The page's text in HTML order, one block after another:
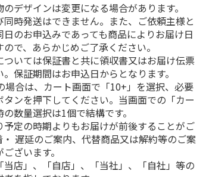
デザインは変更になる場合があります。
時発送はできません。また、ご依頼主様と
のお申込みであっても商品によりお届け日
で、あらかじめご了承ください。
いては保証書と共に領収書又はお届け伝票
保証期間はお申込日からとなります。
合は、カート画面で「10+」を選択、必要
ンを押下してください。当画面での「カー
数量選択は1個で結構です。
定の時期よりもお届けが前後することがご
遅延のご案内、代替商品又は解約等のご案
ざいます。
店」、「自店」、「当社」、「自社」等の